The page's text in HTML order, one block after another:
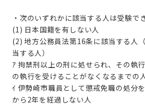
・次のいずれかに該当する人は受験で
(1) 日本国籍を有しない人
(2) 地方公務員法第16条に該当する人
当する人）
ｱ 拘禁刑以上の刑に処せられ、その執
の執行を受けることがなくなるまでの人
ｲ 伊勢崎市職員として懲戒免職の処分
から2年を経過しない人